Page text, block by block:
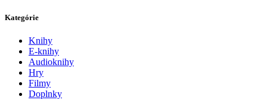
Kategórie
Knihy
E-knihy
Audioknihy
Hry
Filmy
Doplnky